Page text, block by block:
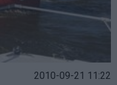
2010-09-21 11:22